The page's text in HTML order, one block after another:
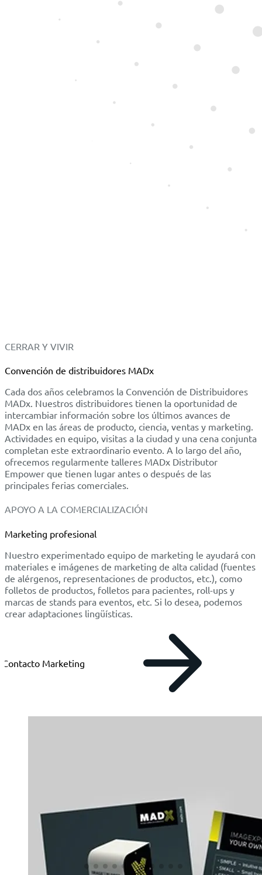
CERRAR Y VIVIR
Convención de distribuidores MADx
Cada dos años celebramos la Convención de Distribuidores
MADx. Nuestros distribuidores tienen la oportunidad de
intercambiar información sobre los últimos avances de
MADx en las áreas de producto, ciencia, ventas y marketing.
Actividades en equipo, visitas a la ciudad y una cena conjunta
completan este extraordinario evento. A lo largo del año,
ofrecemos regularmente talleres MADx Distributor
Empower que tienen lugar antes o después de las
principales ferias comerciales.
APOYO A LA COMERCIALIZACIÓN
Marketing profesional
Nuestro experimentado equipo de marketing le ayudará con
materiales e imágenes de marketing de alta calidad (fuentes
de alérgenos, representaciones de productos, etc.), como
folletos de productos, folletos para pacientes, roll-ups y
marcas de stands para eventos, etc. Si lo desea, podemos
crear adaptaciones lingüísticas.
Contacto Marketing